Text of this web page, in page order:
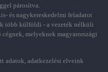
párosítva.
és nagykereskedelmi feladatot
több külföldi - a vezeték nélküli
melyeknek magyarországi
adatok, adatkezelési elveink